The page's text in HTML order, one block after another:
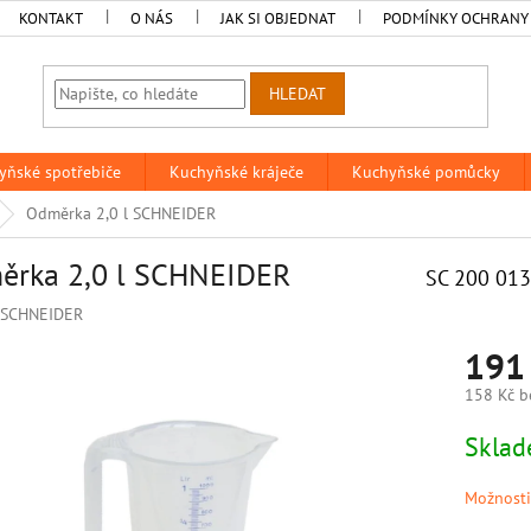
KONTAKT O NÁS JAK SI OBJEDNAT PODMÍNKY OCHRANY
HLEDAT
spotřebiče Kuchyňské kráječe Kuchyňské pomůcky
Odměrka 2,0 l SCHNEIDER
2,0 l SCHNEIDER SC 200 013
SCHNEIDER
158 Kč
cena: